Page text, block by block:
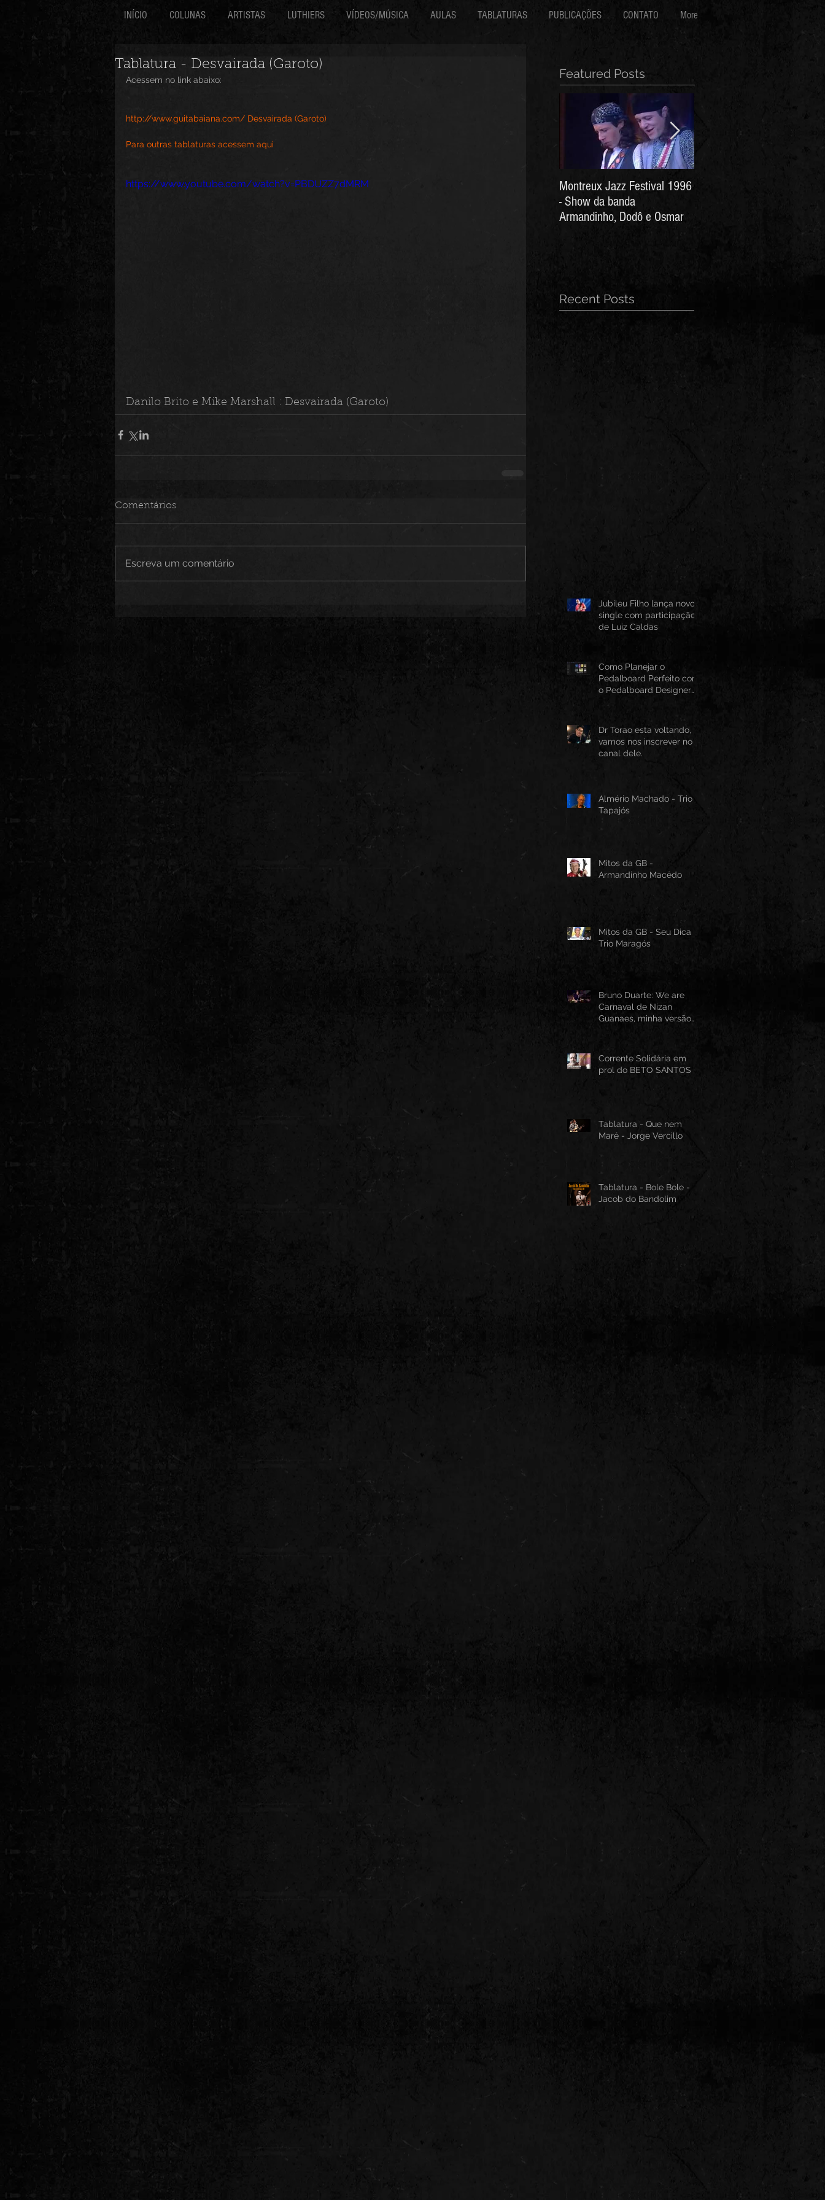
INÍCIO COLUNAS ARTISTAS LUTHIERS VÍDEOS/MÚSICA AULAS TABLATURAS PUBLICAÇÕES CONTATO More
Tablatura - Desvairada (Garoto)
Acessem no link abaixo:
http://www.guitabaiana.com/ Desvairada (Garoto)
Para outras tablaturas acessem aqui
https://www.youtube.com/watch?v=PBDUZZ7dMRM
Danilo Brito e Mike Marshall : Desvairada (Garoto)
Comentários
Escreva um comentário
Featured Posts
Montreux Jazz Festival 1996
- Show da banda
Armandinho, Dodô e Osmar
Recent Posts
Jubileu Filho lança novo
single com participação
de Luiz Caldas
Como Planejar o
Pedalboard Perfeito com
o Pedalboard Designer
Dr Torao esta voltando,
vamos nos inscrever no
canal dele.
Almério Machado - Trio
Tapajós
Mitos da GB -
Armandinho Macêdo
Mitos da GB - Seu Dica -
Trio Maragós
Bruno Duarte: We are
Carnaval de Nizan
Guanaes, minha versão
Corrente Solidária em
prol do BETO SANTOS
Tablatura - Que nem
Maré - Jorge Vercillo
Tablatura - Bole Bole -
Jacob do Bandolim